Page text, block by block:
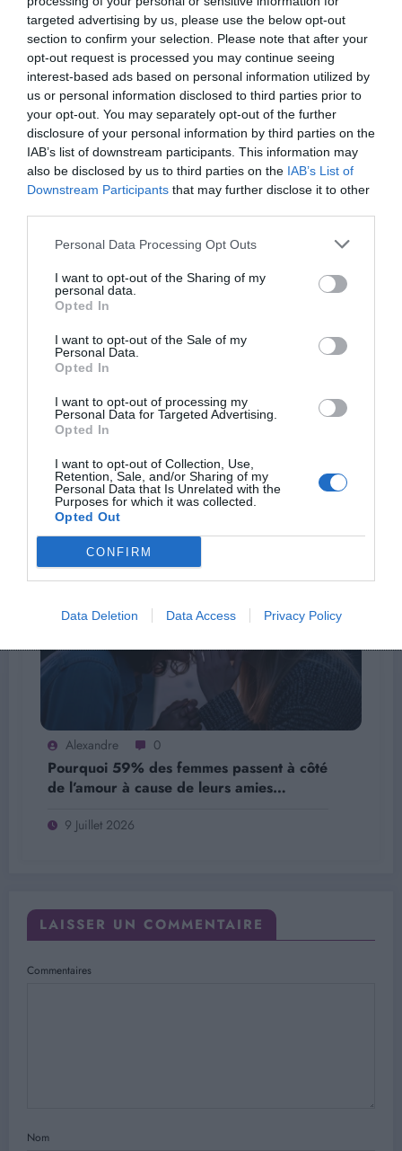
targeted advertising by us, please use the below opt-out
section to confirm your selection. Please note that after your
opt-out request is processed you may continue seeing
interest-based ads based on personal information utilized by
us or personal information disclosed to third parties prior to
your opt-out. You may separately opt-out of the further
disclosure of your personal information by third parties on the
IAB’s list of downstream participants. This information may
also be disclosed by us to third parties on the IAB’s List of
Downstream Participants that may further disclose it to other
Personal Data Processing Opt Outs
I want to opt-out of the Sharing of my
personal data.
Opted In
I want to opt-out of the Sale of my
Personal Data.
Opted In
I want to opt-out of processing my
Personal Data for Targeted Advertising.
Opted In
I want to opt-out of Collection, Use,
Retention, Sale, and/or Sharing of my
Personal Data that Is Unrelated with the
Purposes for which it was collected.
Opted Out
CONFIRM
Data Deletion Data Access Privacy Policy
Alexandre
Les sticks solaires nomades révolutionnent
votre protection solaire au quotidien
Alexandre
Les zones à ne jamais oublier pour une
peau parfaite et protégée cet été
30 Juillet 2026
Alexandre 0
Pourquoi 59% des femmes passent à côté
de l’amour à cause de leurs amies…
9 Juillet 2026
LAISSER UN COMMENTAIRE
Commentaires
Nom